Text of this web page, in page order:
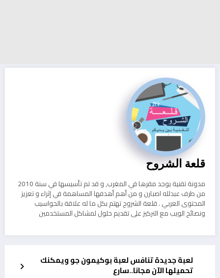
قلعة الشروح
مدونة تقنية يوجد مقرها في المغرب, و قد تم تأسيسها في سنة 2010
من طرف عبدلله اصبارن و من أهم أهدفها المساهمة في إثراء و تعزيز
المحتوى العربي . قلعة الشروح تهتم بكل ما له علاقة بالحواسيب
ونصائح الويب مع التركيز على تقديم حلول لمشاكل المستخدمين
لعبة جديدة تنافس لعبة بوكيمون جو ويمكنك
تحميلها الآن مجانا..سارع